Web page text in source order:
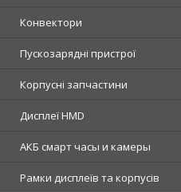
Конвектори
Пускозарядні пристрої
Корпусні запчастини
Дисплеї HMD
АКБ смарт часы и камеры
Рамки дисплеїв та корпусів